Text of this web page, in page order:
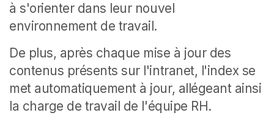
à s'orienter dans leur nouvel
environnement de travail.
De plus, après chaque mise à jour des
contenus présents sur l'intranet, l'index se
met automatiquement à jour, allégeant ainsi
la charge de travail de l'équipe RH.